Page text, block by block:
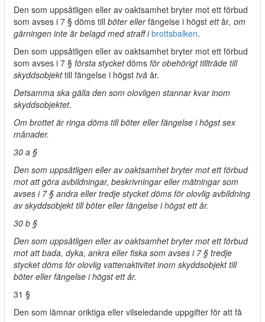
Den som uppsåtligen eller av oaktsamhet bryter mot ett förbud
som avses i 7 § döms till böter ellerfängelse i högst ettår, om
gärningen inte är belagd med straff ibrottsbalken.
Den som uppsåtligen eller av oaktsamhet bryter mot ett förbud
som avses i 7 § första stycketdöms för obehörigt tillträde till
skyddsobjekttill fängelse i högst två år.
Detsamma ska gälla den som olovligen stannar kvar inom
skyddsobjektet.
Om brottet är ringa döms till böter eller fängelse i högst sex
månader.
30 a §
Den som uppsåtligen eller av oaktsamhet bryter mot ett förbud
mot att göra avbildningar, beskrivningar eller mätningar som
avses i 7 § andra eller tredje stycket döms för olovlig avbildning
av skyddsobjekt till böter eller fängelse i högst ett år.
30 b §
Den som uppsåtligen eller av oaktsamhet bryter mot ett förbud
mot att bada, dyka, ankra eller fiska som avses i 7 § tredje
stycket döms för olovlig vattenaktivitet inom skyddsobjekt till
böter eller fängelse i högst ett år.
31 §
Den som lämnar oriktiga eller vilseledande uppgifter för att få